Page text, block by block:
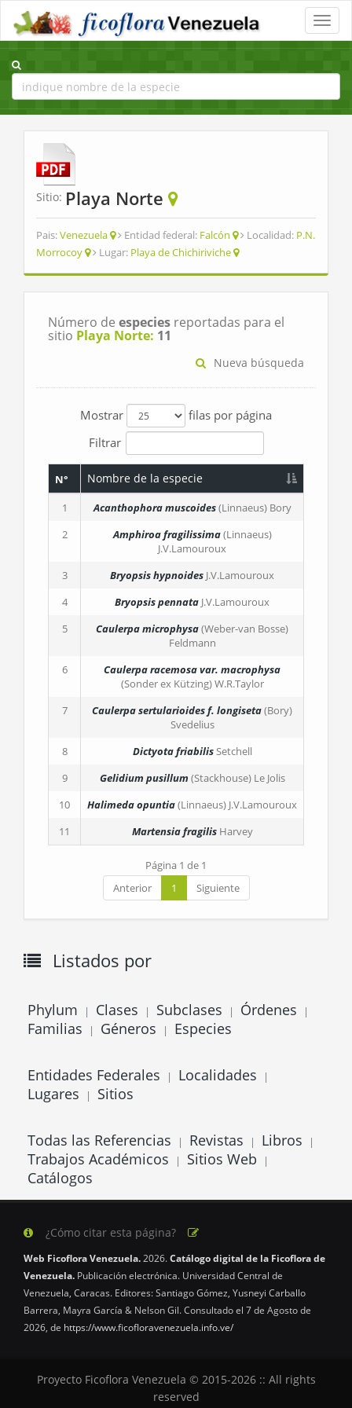
Toggle
Sitio: Playa Norte
Pais:Venezuela Entidad federal: Falcón Localidad: P.N.
Morrocoy
Lugar: Playa de Chichiriviche
Número de especies reportadas para el
sitio Playa Norte: 11
Nueva búsqueda
Mostrar
filas por página
Filtrar
N° Nombre de la especie
1 Acanthophora muscoides(Linnaeus) Bory
2
Amphiroa fragilissima(Linnaeus)
J.V.Lamouroux
3
Bryopsis hypnoides J.V.Lamouroux
4
Bryopsis pennata J.V.Lamouroux
5
Caulerpa microphysa(Weber-van Bosse)
Feldmann
6
Caulerpa racemosavar. macrophysa
(Sonder ex Kützing) W.R.Taylor
7
Caulerpa sertularioidesf. longiseta(Bory)
Svedelius
8
Dictyota friabilisSetchell
9
Gelidium pusillum (Stackhouse) Le Jolis
10
Halimeda opuntia(Linnaeus) J.V.Lamouroux
11
Martensia fragilis Harvey
Página 1 de 1
Anterior
1 Siguiente
Listados por
Phylum | Clases | Subclases | Órdenes |
Familias | Géneros | Especies
Entidades Federales | Localidades |
Lugares | Sitios
Todas las Referencias | Revistas | Libros |
Trabajos Académicos | Sitios Web |
Catálogos
¿Cómo citar esta página?
Web Ficoflora Venezuela.2026.Catálogo digital de la Ficoflora de
Venezuela. Publicación electrónica. Universidad Central de
Venezuela, Caracas. Editores: Santiago Gómez, Yusneyi Carballo
Barrera, Mayra García & Nelson Gil. Consultado el 7 de Agosto de
2026, de https://www.ficofloravenezuela.info.ve/
Proyecto Ficoflora Venezuela © 2015-2026 :: All rights
reserved